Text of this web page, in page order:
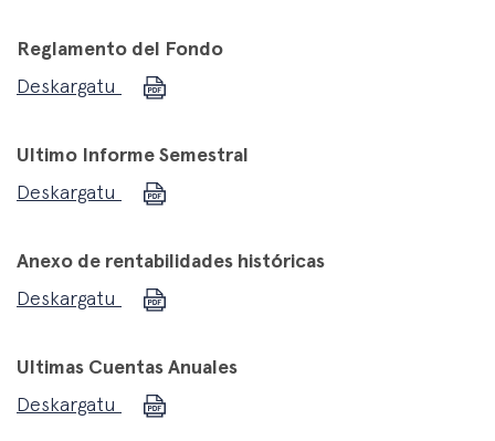
Reglamento del Fondo
Deskargatu
Ultimo Informe Semestral
Deskargatu
Anexo de rentabilidades históricas
Deskargatu
Ultimas Cuentas Anuales
Deskargatu